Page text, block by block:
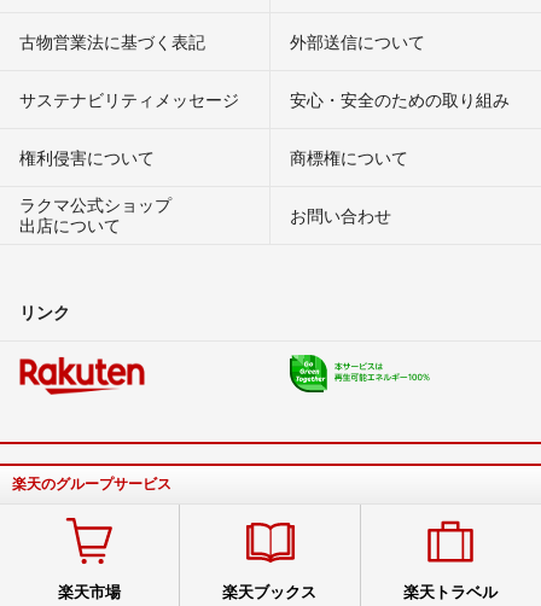
古物営業法に基づく表記 外部送信について
サステナビリティメッセージ 安心・安全のための取り組み
権利侵害について
商標権について
ラクマ公式ショップ
出店について
お問い合わせ
リンク
楽天のグループサービス
楽天市場 楽天ブックス 楽天トラベル